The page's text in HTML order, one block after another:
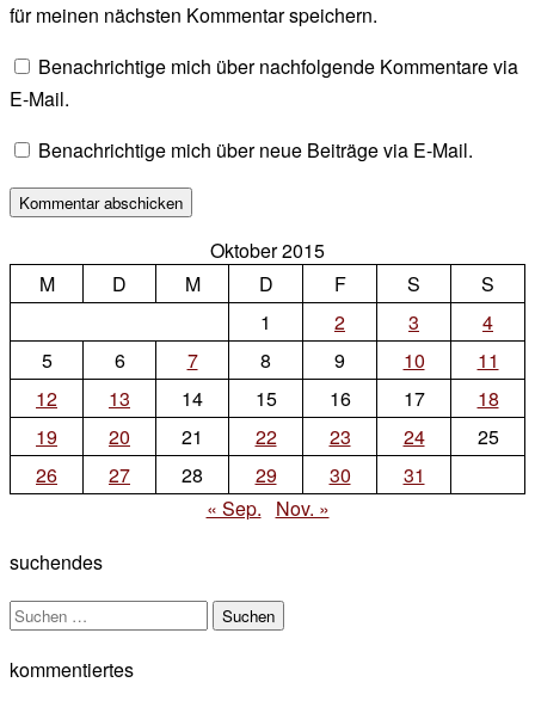
für meinen nächsten Kommentar speichern.
Benachrichtige mich über nachfolgende Kommentare via
E-Mail.
Benachrichtige mich über neue Beiträge via E-Mail.
Oktober 2015
M
D M D F S
S
1
2 3
4
5
6 7 8 9 10
11
12
13 14 15 16 17
18
19
20 21 22 23 24
25
26
27 28 29 30
31
« Sep.
Nov. »
suchendes
Suchen
kommentiertes